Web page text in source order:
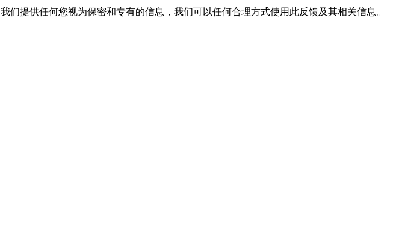
我们提供任何您视为保密和专有的信息， 我们可以任何合理方式使用此反馈及其相关信息。